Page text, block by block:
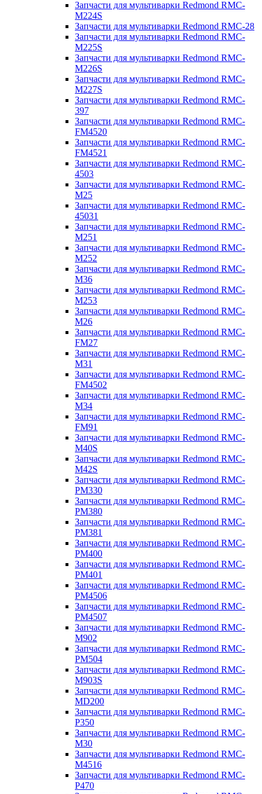
Запчасти для мультиварки Redmond RMC-
M224S
Запчасти для мультиварки Redmond RMC-28
Запчасти для мультиварки Redmond RMC-
M225S
Запчасти для мультиварки Redmond RMC-
M226S
Запчасти для мультиварки Redmond RMC-
M227S
Запчасти для мультиварки Redmond RMC-
397
Запчасти для мультиварки Redmond RMC-
FM4520
Запчасти для мультиварки Redmond RMC-
FM4521
Запчасти для мультиварки Redmond RMC-
4503
Запчасти для мультиварки Redmond RMC-
M25
Запчасти для мультиварки Redmond RMC-
45031
Запчасти для мультиварки Redmond RMC-
M251
Запчасти для мультиварки Redmond RMC-
M252
Запчасти для мультиварки Redmond RMC-
M36
Запчасти для мультиварки Redmond RMC-
M253
Запчасти для мультиварки Redmond RMC-
M26
Запчасти для мультиварки Redmond RMC-
FM27
Запчасти для мультиварки Redmond RMC-
M31
Запчасти для мультиварки Redmond RMC-
FM4502
Запчасти для мультиварки Redmond RMC-
M34
Запчасти для мультиварки Redmond RMC-
FM91
Запчасти для мультиварки Redmond RMC-
M40S
Запчасти для мультиварки Redmond RMC-
M42S
Запчасти для мультиварки Redmond RMC-
PM330
Запчасти для мультиварки Redmond RMC-
PM380
Запчасти для мультиварки Redmond RMC-
PM381
Запчасти для мультиварки Redmond RMC-
PM400
Запчасти для мультиварки Redmond RMC-
PM401
Запчасти для мультиварки Redmond RMC-
PM4506
Запчасти для мультиварки Redmond RMC-
PM4507
Запчасти для мультиварки Redmond RMC-
M902
Запчасти для мультиварки Redmond RMC-
PM504
Запчасти для мультиварки Redmond RMC-
M903S
Запчасти для мультиварки Redmond RMC-
MD200
Запчасти для мультиварки Redmond RMC-
P350
Запчасти для мультиварки Redmond RMC-
M30
Запчасти для мультиварки Redmond RMC-
M4516
Запчасти для мультиварки Redmond RMC-
P470